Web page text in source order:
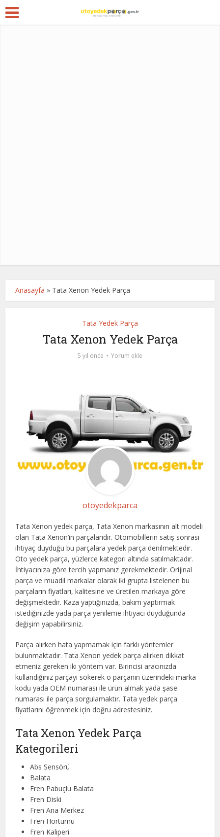
Anasayfa » Tata Xenon Yedek Parça
Tata Yedek Parça
Tata Xenon Yedek Parça
5 yıl önce Yorum ekle
otoyedekparca
Tata Xenon yedek parça, Tata Xenon markasının alt modeli
olan Tata Xenon’in parçalarıdır. Otomobillerin satış sonrası
ihtiyaç duyduğu bu parçalara yedek parça denilmektedir.
Oto yedek parça, yüzlerce kategori altında satılmaktadır.
İhtiyacınıza göre tercih yapmanız gerekmektedir. Orijinal
parça ve muadil markalar olarak iki grupta listelenen bu
parçaların fiyatları, kalitesine ve üretilen markaya göre
değişmektedir. Kaza yaptığınızda, bakım yaptırmak
istediğinizde yada parça yenileme ihtiyacı duyduğunda
değişim yapabilirsiniz.
Parça alırken hata yapmamak için farklı yöntemler
bulunmaktadır. Tata Xenon yedek parça alırken dikkat
etmeniz gereken iki yöntem var. Birincisi aracınızda
kullandığınız parçayı sökerek o parçanın üzerindeki marka
kodu yada OEM numarası ile ürün almak yada şase
numarası ile parça sorgulamaktır. Tata yedek parça
fiyatlarını öğrenmek için doğru adrestesiniz.
Tata Xenon Yedek Parça
Kategorileri
Abs Sensörü
Balata
Fren Pabuçlu Balata
Fren Diski
Fren Ana Merkez
Fren Hortumu
Fren Kaliperi